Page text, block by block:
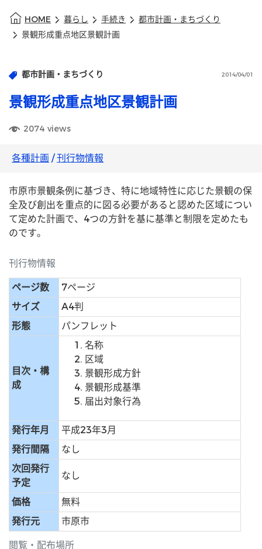
HOME 暮らし 手続き
都市計画・まちづくり
景観形成重点地区景観計画
都市計画・まちづくり 2014/04/01
景観形成重点地区景観計画
2074 views
各種計画 /刊行物情報
市原市景観条例に基づき、特に地域特性に応じた景観の保
全及び創出を重点的に図る必要があると認めた区域につい
て定めた計画で、4つの方針を基に基準と制限を定めたも
のです。
刊行物情報
ページ数
7ページ
サイズ
A4判
形態
パンフレット
目次・構
成
名称
区域
景観形成方針
景観形成基準
届出対象行為
発行年月
平成23年3月
発行間隔
なし
次回発行
予定
なし
価格
無料
発行元
市原市
閲覧・配布場所